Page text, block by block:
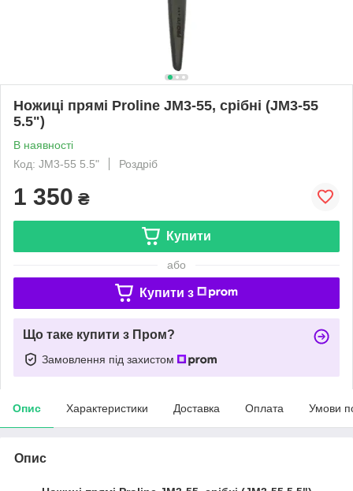
Ножиці прямі Proline JM3-55, срібні (JM3-55
5.5")
В наявності
Код: JM3-55 5.5"
Роздріб
1 350 ₴
Купити
або
Купити з
Що таке купити з Пром?
Замовлення під захистом
Опис Характеристики Доставка Оплата Умови
Опис